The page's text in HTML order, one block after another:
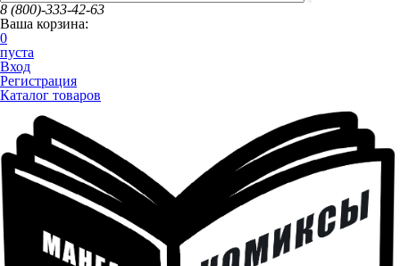
8 (800)-333-42-63
Ваша корзина:
0
пуста
Вход
Регистрация
Каталог товаров